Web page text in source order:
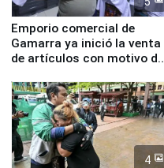
Emporio comercial de
Gamarra ya inició la venta
de artículos con motivo de
4